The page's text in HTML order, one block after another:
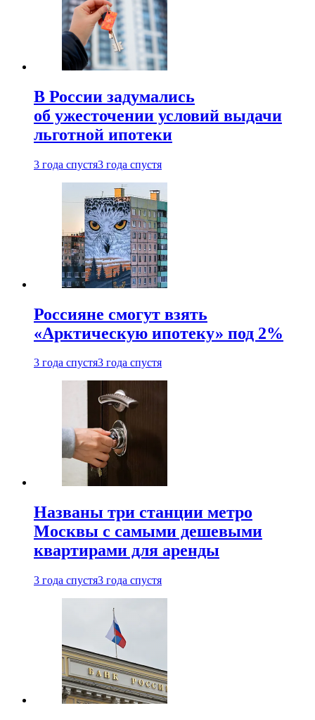
В России задумались
об ужесточении условий выдачи
льготной ипотеки
3 года спустя3 года спустя
Россияне смогут взять
«Арктическую ипотеку» под 2%
3 года спустя3 года спустя
Названы три станции метро
Москвы с самыми дешевыми
квартирами для аренды
3 года спустя3 года спустя